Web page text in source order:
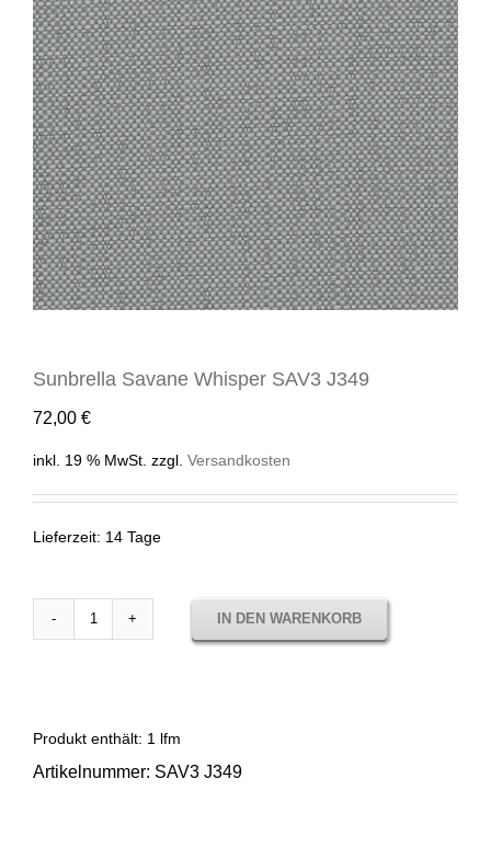
Sunbrella Savane Whisper SAV3 J349
72,00 €
inkl. 19 % MwSt. zzgl. Versandkosten
Lieferzeit: 14 Tage
Sunbrella
J349
IN DEN WARENKORB
Produkt enthält: 1 lfm
Artikelnummer: SAV3 J349